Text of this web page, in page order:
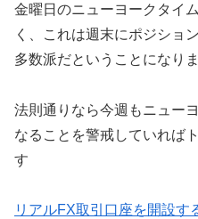
金曜日のニューヨークタイ
く、これは週末にポジショ
多数派だということになり
法則通りなら今週もニュー
なることを警戒していれば
す
リアルFX取引口座を開設す